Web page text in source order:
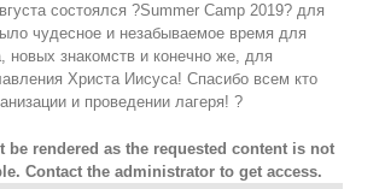
состоялся ?Summer Camp 2019? для
чудесное и незабываемое время для
новых знакомств и конечно же, для
Христа Иисуса! Спасибо всем кто
и проведении лагеря! ?
be rendered as the requested content is not
Contact the administrator to get access.